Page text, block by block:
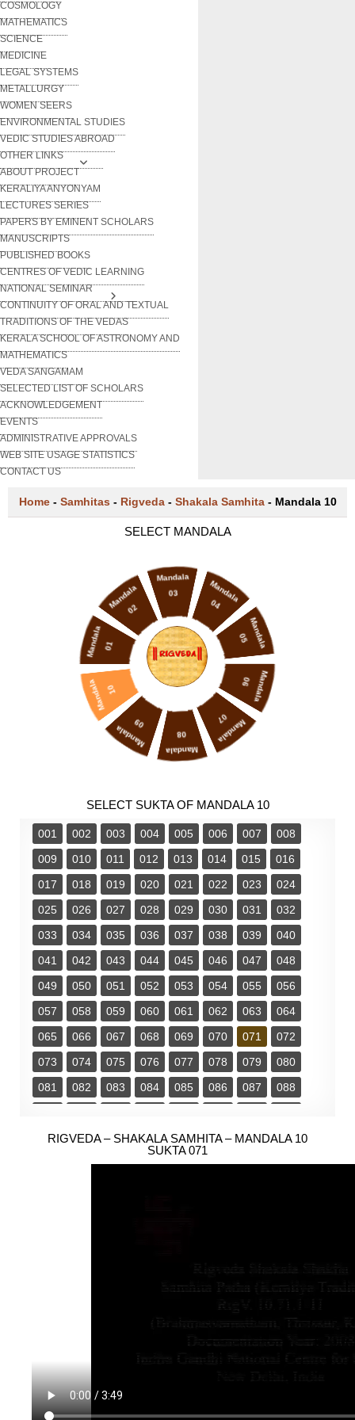
COSMOLOGY
MATHEMATICS
SCIENCE
MEDICINE
LEGAL SYSTEMS
METALLURGY
WOMEN SEERS
ENVIRONMENTAL STUDIES
VEDIC STUDIES ABROAD
OTHER LINKS
ABOUT PROJECT
KERALIYA ANYONYAM
LECTURES SERIES
PAPERS BY EMINENT SCHOLARS
MANUSCRIPTS
PUBLISHED BOOKS
CENTRES OF VEDIC LEARNING
NATIONAL SEMINAR
CONTINUITY OF ORAL AND TEXTUAL
TRADITIONS OF THE VEDAS
KERALA SCHOOL OF ASTRONOMY AND
MATHEMATICS
VEDA SANGAMAM
SELECTED LIST OF SCHOLARS
ACKNOWLEDGEMENT
EVENTS
ADMINISTRATIVE APPROVALS
WEB SITE USAGE STATISTICS
CONTACT US
Home - Samhitas - Rigveda - Shakala Samhita - Mandala 10
SELECT MANDALA
Mandala 01
Mandala
02
Mandala
03 Mandala
04
Mandala
05
Mandala
06
Mandala
07
Mandala
08
Mandala
09
Mandala 10
SELECT SUKTA OF MANDALA 10
001 002 003 004 005 006 007
008
009
010 011 012 013 014 015
016
017
018 019 020 021 022 023
024
025
026 027 028 029 030 031
032
033
034 035 036 037 038 039
040
041
042 043 044 045 046 047
048
049
050 051 052 053 054 055
056
057
058 059 060 061 062 063
064
065
066 067 068 069 070 071
072
073
074 075 076 077 078 079
080
081
082 083 084 085 086 087
088
097
098 099 100 101 102 103
104
107 108 109 110 111
112
143
149 150 151
152
160
166 167
168
169
170 172 174 175
177
178 179
185
186 187 188 189 190 191
RIGVEDA – SHAKALA SAMHITA – MANDALA 10
SUKTA 071